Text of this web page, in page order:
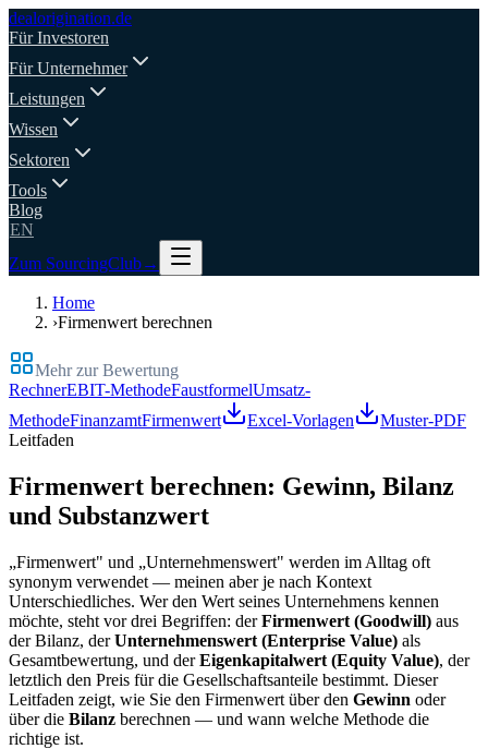
dealorigination.de
Für Investoren
Für Unternehmer
Leistungen
Wissen
Sektoren
Tools
Blog
EN
Zum SourcingClub→
Home
›Firmenwert berechnen
Mehr zur Bewertung
RechnerEBIT-MethodeFaustformelUmsatz-
MethodeFinanzamtFirmenwert Excel-Vorlagen
Muster-PDF
Leitfaden
Firmenwert berechnen: Gewinn, Bilanz
und Substanzwert
„Firmenwert" und „Unternehmenswert" werden im Alltag oft
synonym verwendet — meinen aber je nach Kontext
Unterschiedliches. Wer den Wert seines Unternehmens kennen
möchte, steht vor drei Begriffen: derFirmenwert (Goodwill) aus
der Bilanz, der Unternehmenswert (Enterprise Value) als
Gesamtbewertung, und derEigenkapitalwert (Equity Value), der
letztlich den Preis für die Gesellschaftsanteile bestimmt. Dieser
Leitfaden zeigt, wie Sie den Firmenwert über den Gewinn oder
über die Bilanz berechnen — und wann welche Methode die
richtige ist.